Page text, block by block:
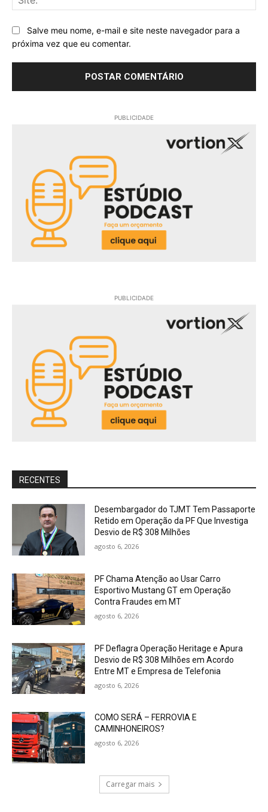
Salve meu nome, e-mail e site neste navegador para a
próxima vez que eu comentar.
PUBLICIDADE
PUBLICIDADE
RECENTES
Desembargador do TJMT Tem Passaporte
Retido em Operação da PF Que Investiga
Desvio de R$ 308 Milhões
agosto 6, 2026
PF Chama Atenção ao Usar Carro
Esportivo Mustang GT em Operação
Contra Fraudes em MT
agosto 6, 2026
PF Deflagra Operação Heritage e Apura
Desvio de R$ 308 Milhões em Acordo
Entre MT e Empresa de Telefonia
agosto 6, 2026
COMO SERÁ – FERROVIA E
CAMINHONEIROS?
agosto 6, 2026
Carregar mais